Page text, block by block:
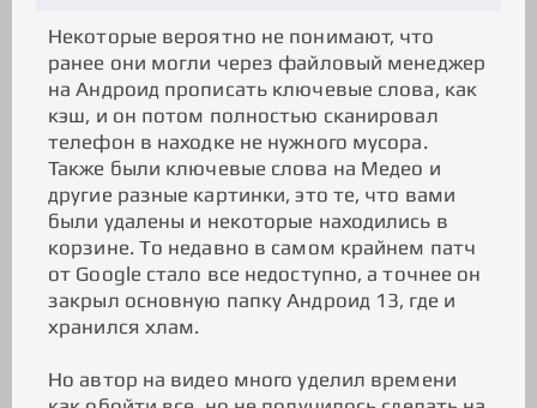
Некоторые вероятно не понимают, что
ранее они могли через файловый менеджер
на Андроид прописать ключевые слова, как
кэш, и он потом полностью сканировал
телефон в находке не нужного мусора.
Также были ключевые слова на Медео и
другие разные картинки, это те, что вами
были удалены и некоторые находились в
корзине. То недавно в самом крайнем патч
от Google стало все недоступно, а точнее он
закрыл основную папку Андроид 13, где и
хранился хлам.
Но автор на видео много уделил времени